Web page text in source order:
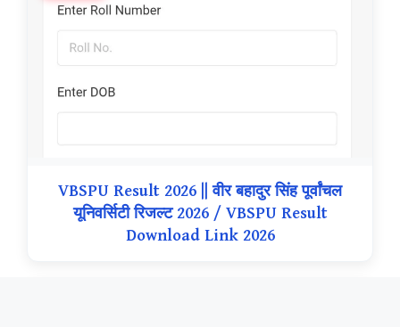
VBSPU Result 2026 || वीर बहादुर सिंह पूर्वांचल
यूनिवर्सिटी रिजल्ट 2026 / VBSPU Result
Download Link 2026